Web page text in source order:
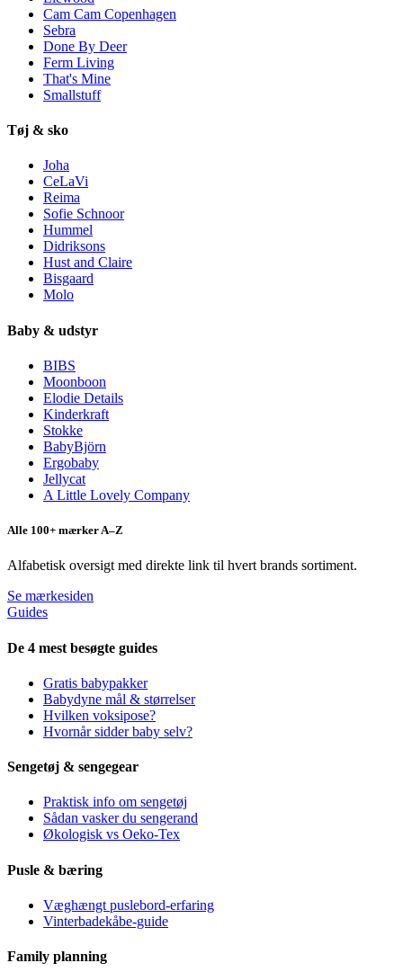
Cam Cam Copenhagen
Sebra
Done By Deer
Ferm Living
That's Mine
Smallstuff
Tøj & sko
Joha
CeLaVi
Reima
Sofie Schnoor
Hummel
Didriksons
Hust and Claire
Bisgaard
Molo
Baby & udstyr
BIBS
Moonboon
Elodie Details
Kinderkraft
Stokke
BabyBjörn
Ergobaby
Jellycat
A Little Lovely Company
Alle 100+ mærker A–Z
Alfabetisk oversigt med direkte link til hvert brands sortiment.
Se mærkesiden
Guides
De 4 mest besøgte guides
Gratis babypakker
Babydyne mål & størrelser
Hvilken voksipose?
Hvornår sidder baby selv?
Sengetøj & sengegear
Praktisk info om sengetøj
Sådan vasker du sengerand
Økologisk vs Oeko-Tex
Pusle & bæring
Væghængt puslebord-erfaring
Vinterbadekåbe-guide
Family planning